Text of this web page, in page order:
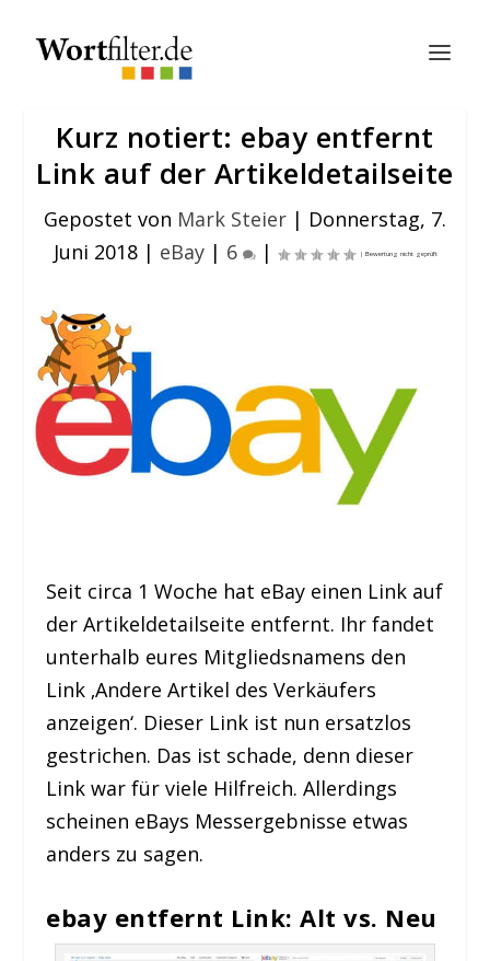
Kurz notiert: ebay entfernt
Link auf der Artikeldetailseite
Gepostet von Mark Steier | Donnerstag, 7.
Juni 2018| eBay| 6 |
Seit circa 1 Woche hat eBay einen Link auf
der Artikeldetailseite entfernt. Ihr fandet
unterhalb eures Mitgliedsnamens den
Link ‚Andere Artikel des Verkäufers
anzeigen‘. Dieser Link ist nun ersatzlos
gestrichen. Das ist schade, denn dieser
Link war für viele Hilfreich. Allerdings
scheinen eBays Messergebnisse etwas
anders zu sagen.
ebay entfernt Link: Alt vs. Neu